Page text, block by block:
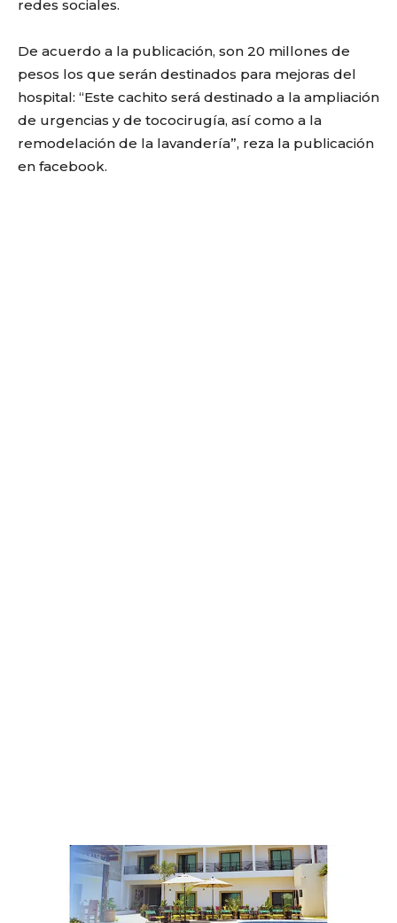
redes sociales.
De acuerdo a la publicación, son 20 millones de
pesos los que serán destinados para mejoras del
hospital: “Este cachito será destinado a la ampliación
de urgencias y de tococirugía, así como a la
remodelación de la lavandería”, reza la publicación
en facebook.